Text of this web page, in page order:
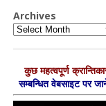
Archives
Archives
कुछ महत्‍वपूर्ण
सम्‍बन्धित वेबसाइट पर